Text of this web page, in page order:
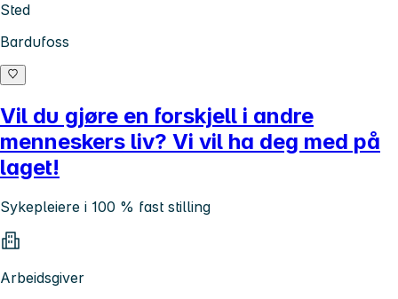
Sted
Bardufoss
Vil du gjøre en forskjell i andre
menneskers liv? Vi vil ha deg med på
laget!
Sykepleiere i 100 % fast stilling
Arbeidsgiver